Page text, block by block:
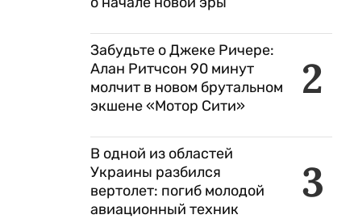
2
Забудьте о Джеке Ричере:
Алан Ритчсон 90 минут
молчит в новом брутальном
экшене «Мотор Сити»
3
В одной из областей
Украины разбился
вертолет: погиб молодой
авиационный техник